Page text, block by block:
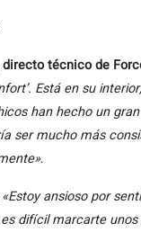
directo técnico de
Está en su
han hecho un
ser mucho más
.
«Estoy ansioso por
difícil marcarte